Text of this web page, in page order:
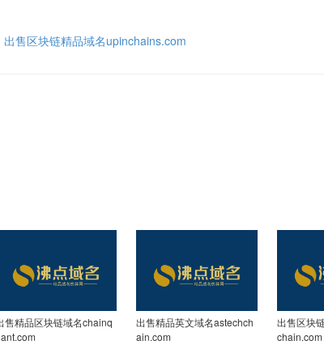
出售区块链精品域名upinchains.com
售精品区块链域名chainq
出售精品英文域名astechch
ain.com
出售区块
chain.com